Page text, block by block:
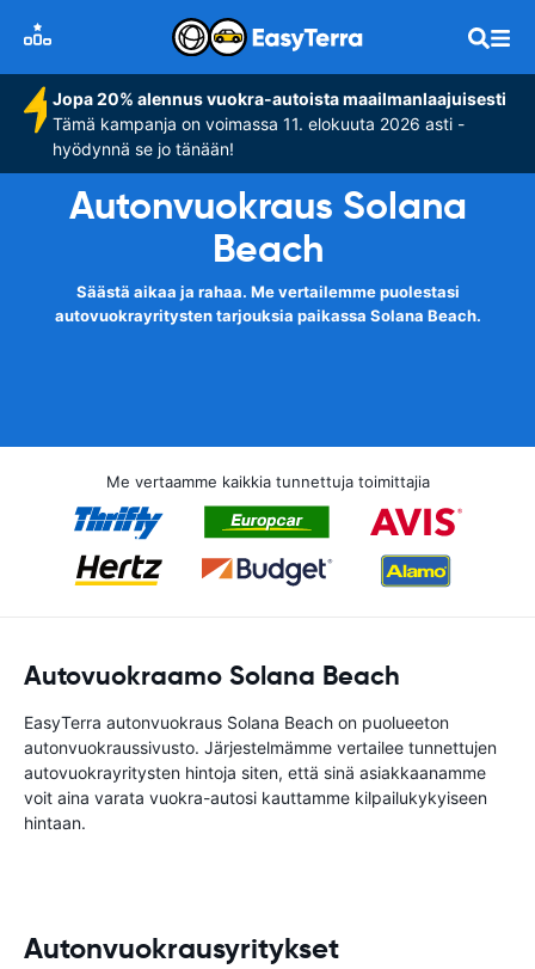
Jopa 20% alennus vuokra-autoista maailmanlaajuisesti
Tämä kampanja on voimassa 11. elokuuta 2026 asti -
hyödynnä se jo tänään!
Autonvuokraus Solana
Beach
Säästä aikaa ja rahaa. Me vertailemme puolestasi
autovuokrayritysten tarjouksia paikassa Solana Beach.
Me vertaamme kaikkia tunnettuja toimittajia
Autovuokraamo Solana Beach
EasyTerra autonvuokraus Solana Beach on puolueeton
autonvuokraussivusto. Järjestelmämme vertailee tunnettujen
autovuokrayritysten hintoja siten, että sinä asiakkaanamme
voit aina varata vuokra-autosi kauttamme kilpailukykyiseen
hintaan.
Autonvuokrausyritykset